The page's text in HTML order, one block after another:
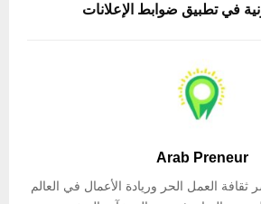
في تطبيق ضوابط الإعلانات
Arab Preneur
ثقافة العمل الحر وريادة الأعمال في العالم